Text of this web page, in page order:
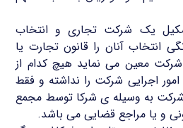
یک شرکت تجاری و انتخاب
انتخاب آنان را قانون تجارت یا
معین می نماید هیچ کدام از
اجرایی شرکت را نداشته و فقط
شرکت به وسیله ی شرکا توسط مجمع
و یا مراجع قضایی می باشد.